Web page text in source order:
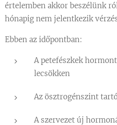
értelemben akkor beszélünk
hónapig nem jelentkezik
Ebben az időpontban:
A petefészkek
lecsökken
Az ösztrogénszint
A szervezet új